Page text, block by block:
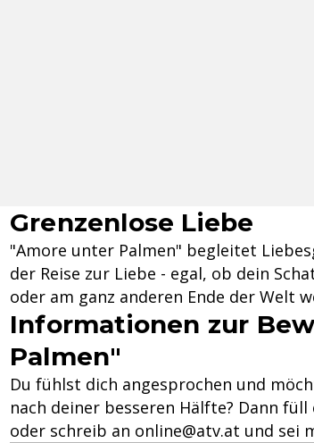
Grenzenlose Liebe
"Amore unter Palmen" begleitet
der Reise zur Liebe - egal, ob dein
oder am ganz anderen Ende der Welt
Informationen zur
Palmen"
Du fühlst dich angesprochen und
nach deiner besseren Hälfte? Dann
oder schreib an online@atv.at und sei